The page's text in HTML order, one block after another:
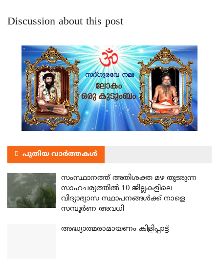
Discussion about this post
പുതിയ വാർത്തകൾ
സംസ്ഥാനത്ത് അതിശക്ത മഴ തുടരുന്ന
സാഹചര്യത്തിൽ 10 ജില്ലകളിലെ
വിദ്യാഭ്യാസ സ്ഥാപനങ്ങൾക്ക് നാളെ
സമ്പൂർണ അവധി
അദ്ധ്യാത്മരാമായണം കിളിപ്പാട്ട്